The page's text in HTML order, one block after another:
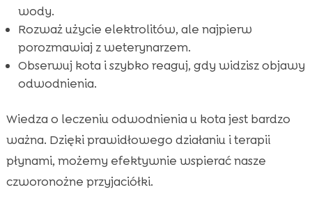
wody.
Rozważ użycie elektrolitów, ale najpierw
porozmawiaj z weterynarzem.
Obserwuj kota i szybko reaguj, gdy widzisz objawy
odwodnienia.
Wiedza o leczeniu odwodnienia u kota jest bardzo
ważna. Dzięki prawidłowego działaniu i terapii
płynami, możemy efektywnie wspierać nasze
czworonożne przyjaciółki.